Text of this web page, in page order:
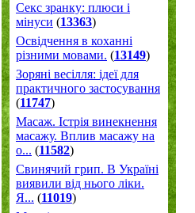
Секс зранку: плюси і
мінуси (13363)
Освідчення в коханні
різними мовами. (13149)
Зоряні весілля: ідеї для
практичного застосування
(11747)
Масаж. Істрія винекнення
масажу. Вплив масажу на
о... (11582)
Свинячий грип. В Україні
виявили від нього ліки.
Я... (11019)